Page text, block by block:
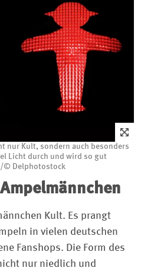
nur Kult, sondern auch besonders
Licht durch und wird so gut
© Delphotostock
Kult. Es prangt
in vielen deutschen
Fanshops. Die Form des
nur niedlich und